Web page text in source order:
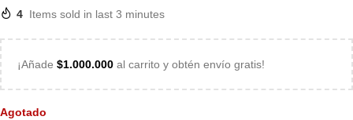
4 Items sold in last 3 minutes
¡Añade $1.000.000 al carrito y obtén envío gratis!
Agotado